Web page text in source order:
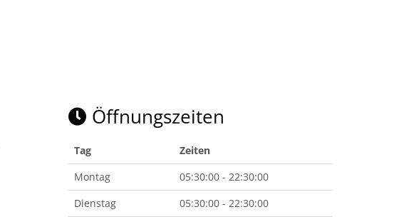
Öffnungszeiten
Tag
Zeiten
Montag
05:30:00 - 22:30:00
Dienstag
05:30:00 - 22:30:00